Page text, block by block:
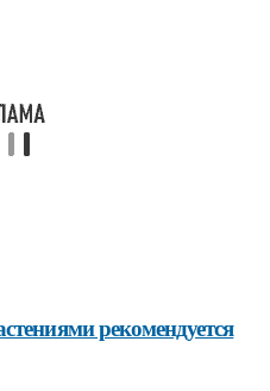
рекомендуется